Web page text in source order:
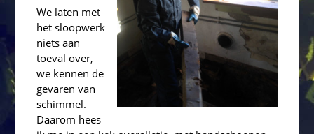
We laten met
het sloopwerk
niets aan
toeval over,
we kennen de
gevaren van
schimmel.
Daarom hees